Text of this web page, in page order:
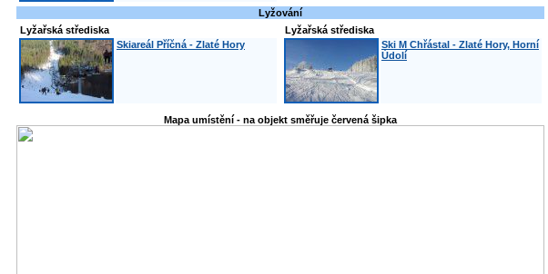
Lyžování
Lyžařská střediska
Skiareál Příčná - Zlaté Hory
Lyžařská střediska
Ski M Chřástal - Zlaté Hory, Horní
Údolí
Mapa umístění - na objekt směřuje červená šipka